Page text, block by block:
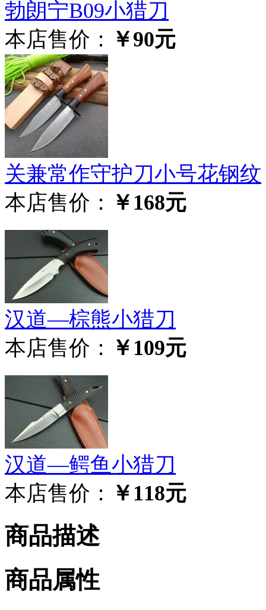
勃朗宁B09小猎刀
本店售价： ￥90元
关兼常作守护刀小号花钢纹
本店售价： ￥168元
汉道—棕熊小猎刀
本店售价： ￥109元
汉道—鳄鱼小猎刀
本店售价： ￥118元
商品描述
商品属性